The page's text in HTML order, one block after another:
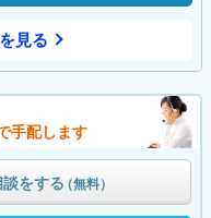
見る
手配します
をする（無料）